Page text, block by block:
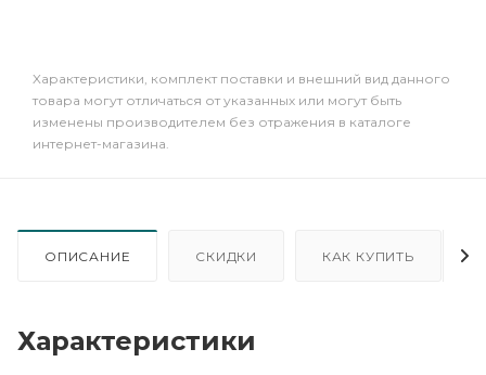
Xарактеристики, комплект поставки и внешний вид данного
товара могут отличаться от указанных или могут быть
изменены производителем без отражения в каталоге
интернет-магазина.
ОПИСАНИЕ СКИДКИ КАК КУПИТЬ
Характеристики